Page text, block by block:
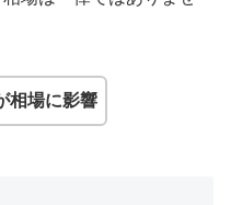
相場に影響